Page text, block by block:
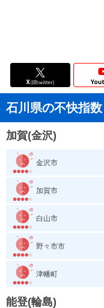
石川県の不快指数
加賀(金沢)
金沢市
加賀市
白山市
野々市市
津幡町
能登(輪島)